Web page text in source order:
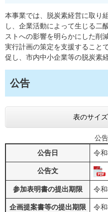
本事業では、脱炭素経営に取り
し、企業活動によって生じる二
ストへの影響を明らかにした削
実行計画の策定を支援すること
促し、市内中小企業等の脱炭素
公告
表のサイ
公
公告日
令
公告文
参加表明書の提出期限 令
企画提案書等の提出期限 令